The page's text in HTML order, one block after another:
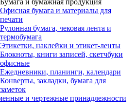
Бумага и бумажная продукция
Офисная бумага и материалы для
печати
Рулонная бумага, чековая лента и
термобумага
Этикетки, наклейки и этикет-ленты
Блокноты, книги записей, скетчбуки
офисные
Ежедневники, планинги, календари
Конверты, закладки, бумага для
заметок
и чертежные принадлежности